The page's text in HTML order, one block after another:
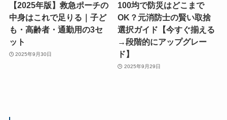
【2025年版】救急ポーチの
中身はこれで足りる｜子ど
も・高齢者・通勤用の3セ
ット
2025年9月30日
100均で防災はどこまで
OK？元消防士の賢い取捨
選択ガイド【今すぐ揃える
→段階的にアップグレー
ド】
2025年9月29日